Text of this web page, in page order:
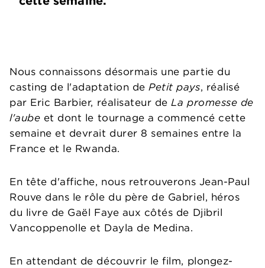
Nous connaissons désormais une partie du
casting de l'adaptation dePetit pays, réalisé
par Eric Barbier, réalisateur de La promesse de
l'aube et dont le tournage a commencé cette
semaine et devrait durer 8 semaines entre la
France et le Rwanda.
En tête d'affiche, nous retrouverons Jean-Paul
Rouve dans le rôle du père de Gabriel, héros
du livre de Gaël Faye aux côtés de Djibril
Vancoppenolle et Dayla de Medina.
En attendant de découvrir le film, plongez-